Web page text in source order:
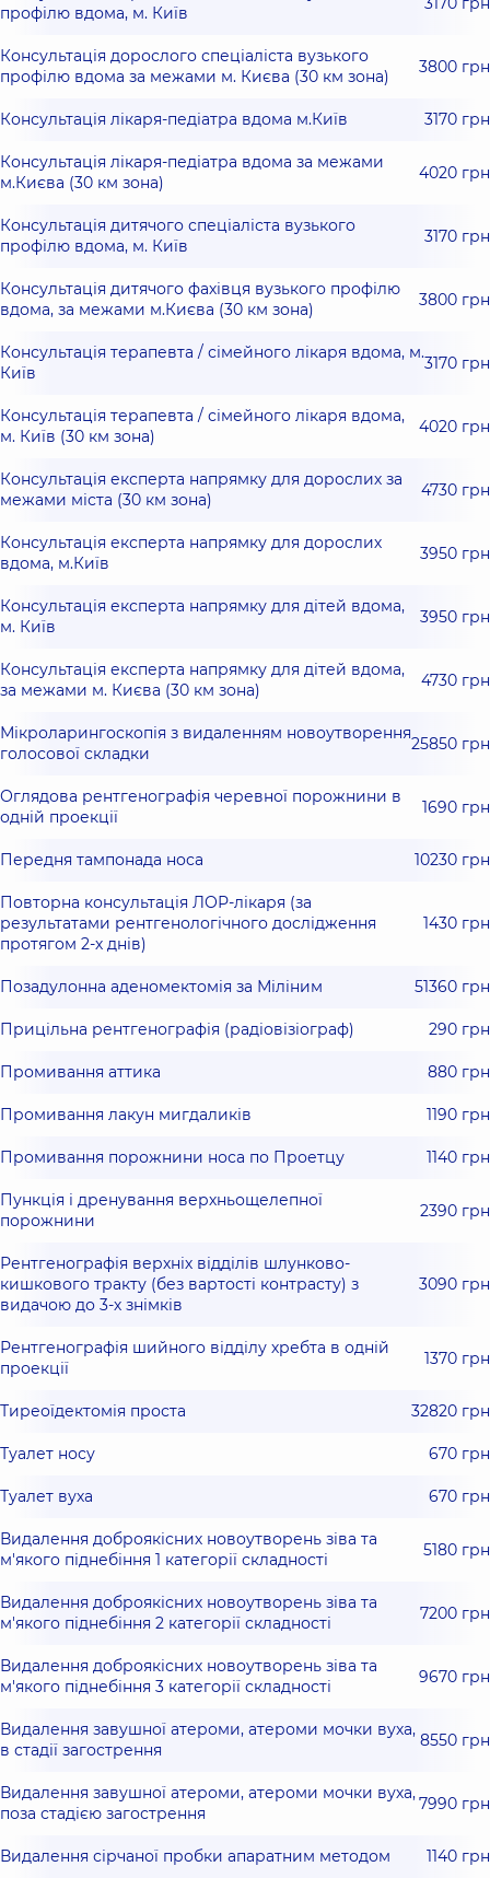
профілю вдома, м. Київ
Консультація дорослого спеціаліста вузького
профілю вдома за межами м. Києва (30 км зона)
3800 грн
Консультація лікаря-педіатра вдома м.Київ 3170 грн
Консультація лікаря-педіатра вдома за межами
м.Києва (30 км зона)
4020 грн
Консультація дитячого спеціаліста вузького
профілю вдома, м. Київ
3170 грн
Консультація дитячого фахівця вузького профілю
вдома, за межами м.Києва (30 км зона)
3800 грн
Консультація терапевта / сімейного лікаря вдома, м.
Київ
3170 грн
Консультація терапевта / сімейного лікаря вдома,
м. Київ (30 км зона)
4020 грн
Консультація експерта напрямку для дорослих за
межами міста (30 км зона)
4730 грн
Консультація експерта напрямку для дорослих
вдома, м.Київ
3950 грн
Консультація експерта напрямку для дітей вдома,
м. Київ
3950 грн
Консультація експерта напрямку для дітей вдома,
за межами м. Києва (30 км зона)
4730 грн
Мікроларингоскопія з видаленням новоутворення
голосової складки
25850 грн
Оглядова рентгенографія черевної порожнини в
одній проекції
1690 грн
Передня тампонада носа 10230 грн
Повторна консультація ЛОР-лікаря (за
результатами рентгенологічного дослідження
протягом 2-х днів)
1430 грн
Позадулонна аденомектомія за Міліним 51360 грн
Прицільна рентгенографія (радіовізіограф) 290 грн
Промивання аттика 880 грн
Промивання лакун мигдаликів 1190 грн
Промивання порожнини носа по Проетцу 1140 грн
Пункція і дренування верхньощелепної
порожнини
2390 грн
Рентгенографія верхніх відділів шлунково-
кишкового тракту (без вартості контрасту) з
видачою до 3-х знімків
3090 грн
Рентгенографія шийного відділу хребта в одній
проекції
1370 грн
Тиреоїдектомія проста 32820 грн
Туалет носу 670 грн
Туалет вуха 670 грн
Видалення доброякісних новоутворень зіва та
м'якого піднебіння 1 категорії складності
5180 грн
Видалення доброякісних новоутворень зіва та
м'якого піднебіння 2 категорії складності
7200 грн
Видалення доброякісних новоутворень зіва та
м'якого піднебіння 3 категорії складності
9670 грн
Видалення завушної атероми, атероми мочки вуха,
в стадії загострення
8550 грн
Видалення завушної атероми, атероми мочки вуха,
поза стадією загострення
7990 грн
Видалення сірчаної пробки апаратним методом 1140 грн